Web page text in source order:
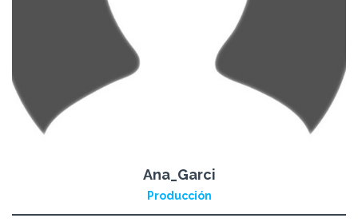
Ana_Garci
Producción